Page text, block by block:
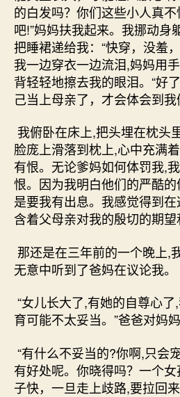
的白发吗？你们这些小人真
吧!”妈妈扶我起来。我挪动身
把睡裙递给我：“快穿，没
我一边穿衣一边流泪,妈妈用
背轻轻地擦去我的眼泪。“好
己当上母亲了，才会体会到
我俯卧在床上,把头埋在枕头
脸庞上滑落到枕上,心中充满
有恨。无论爹妈如何体罚我,
恨。因为我明白他们的严酷的
是要我有出息。我感觉得到
含着父母亲对我的殷切的期望
那还是在三年前的一个晚上,
无意中听到了爸妈在议论我。
“女儿长大了,有她的自尊心
育可能不太妥当。”爸爸对妈妈
“有什么不妥当的?你啊,只会
有好处呢。你晓得吗？一个
子快，一旦走上歧路,要拉回